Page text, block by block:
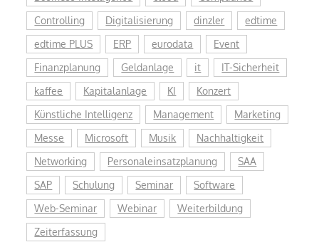
Controlling
Digitalisierung dinzler
edtime
edtime PLUS
ERP eurodata
Event
Finanzplanung
Geldanlage it
IT-Sicherheit
kaffee
Kapitalanlage KI
Konzert
Künstliche Intelligenz
Management
Marketing
Messe
Microsoft Musik
Nachhaltigkeit
Networking
Personaleinsatzplanung
SAA
SAP
Schulung Seminar
Software
Web-Seminar
Webinar
Weiterbildung
Zeiterfassung